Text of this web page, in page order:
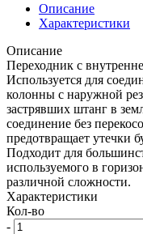
Описание
Характеристики
Описание
Переходник с
Используется для
колонны с наружной
застрявших штанг в
соединение без
предотвращает утечки
Подходит для
используемого в
различной сложности.
Характеристики
Кол-во
-